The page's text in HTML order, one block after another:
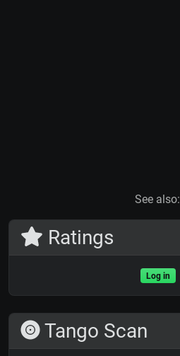
See also:
Ratings
Log in
Tango Scan